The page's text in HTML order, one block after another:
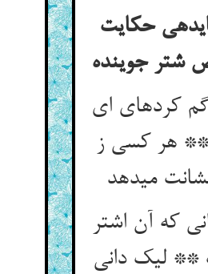
حکایت
شتر جوینده‏
کرده‏ای ای
** هر کسی ز
می‏دهد
که آن اشتر
لیک دانی